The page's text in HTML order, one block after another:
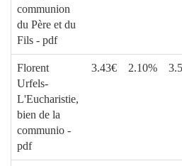
communion
du Père et du
Fils - pdf
Florent
Urfels-
L'Eucharistie,
bien de la
communio -
pdf
3.43€ 2.10%